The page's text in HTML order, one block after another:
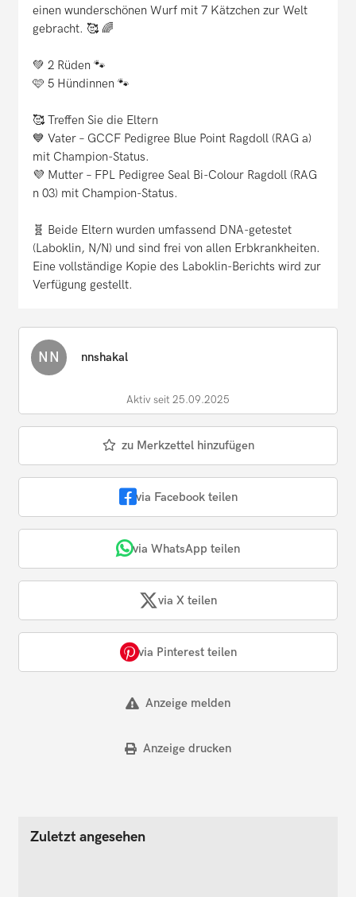
einen wunderschönen Wurf mit 7 Kätzchen zur Welt
gebracht. 🥰 🌈
💚 2 Rüden 🐾
🩷 5 Hündinnen 🐾
🥰 Treffen Sie die Eltern
💙 Vater – GCCF Pedigree Blue Point Ragdoll (RAG a)
mit Champion-Status.
💜 Mutter – FPL Pedigree Seal Bi-Colour Ragdoll (RAG
n 03) mit Champion-Status.
🧬 Beide Eltern wurden umfassend DNA-getestet
(Laboklin, N/N) und sind frei von allen Erbkrankheiten.
Eine vollständige Kopie des Laboklin-Berichts wird zur
Verfügung gestellt.
NN nnshakal
Aktiv seit 25.09.2025
zu Merkzettel hinzufügen
via Facebook teilen
via WhatsApp teilen
via X teilen
via Pinterest teilen
Anzeige melden
Anzeige drucken
Zuletzt angesehen